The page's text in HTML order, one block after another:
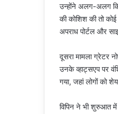
उन्होंने अलग-अलग
की कोशिश की तो
अपराध पोर्टल और
दूसरा मामला ग्रेटर
उनके व्हाट्सएप पर
गया, जहां लोगों को
विपिन ने भी शुरुआत